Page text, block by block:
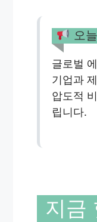
오
글로벌
기업과
압도적
립니다.
지금